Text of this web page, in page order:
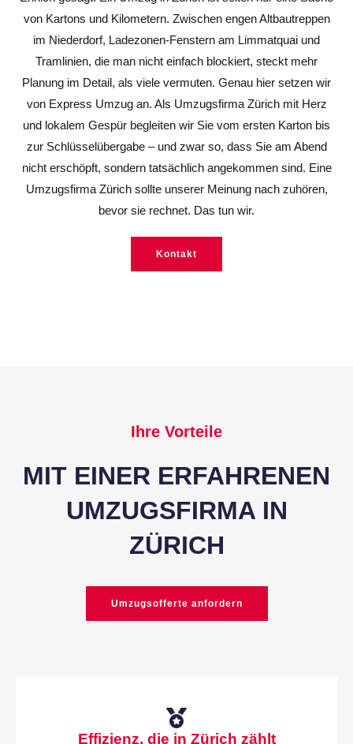
von Kartons und Kilometern. Zwischen engen Altbautreppen
im Niederdorf, Ladezonen-Fenstern am Limmatquai und
Tramlinien, die man nicht einfach blockiert, steckt mehr
Planung im Detail, als viele vermuten. Genau hier setzen wir
von Express Umzug an. Als Umzugsfirma Zürich mit Herz
und lokalem Gespür begleiten wir Sie vom ersten Karton bis
zur Schlüsselübergabe – und zwar so, dass Sie am Abend
nicht erschöpft, sondern tatsächlich angekommen sind. Eine
Umzugsfirma Zürich sollte unserer Meinung nach zuhören,
bevor sie rechnet. Das tun wir.
Kontakt
Ihre Vorteile
MIT EINER ERFAHRENEN
UMZUGSFIRMA IN
ZÜRICH
Umzugsofferte anfordern
Effizienz, die in Zürich zählt